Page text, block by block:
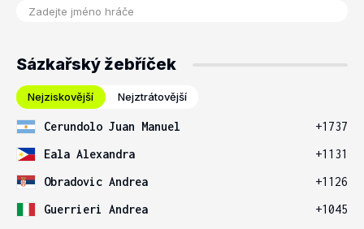
Sázkařský žebříček
Nejziskovější Nejztrátovější
Cerundolo Juan Manuel
+1737
Eala Alexandra
+1131
Obradovic Andrea
+1126
Guerrieri Andrea
+1045